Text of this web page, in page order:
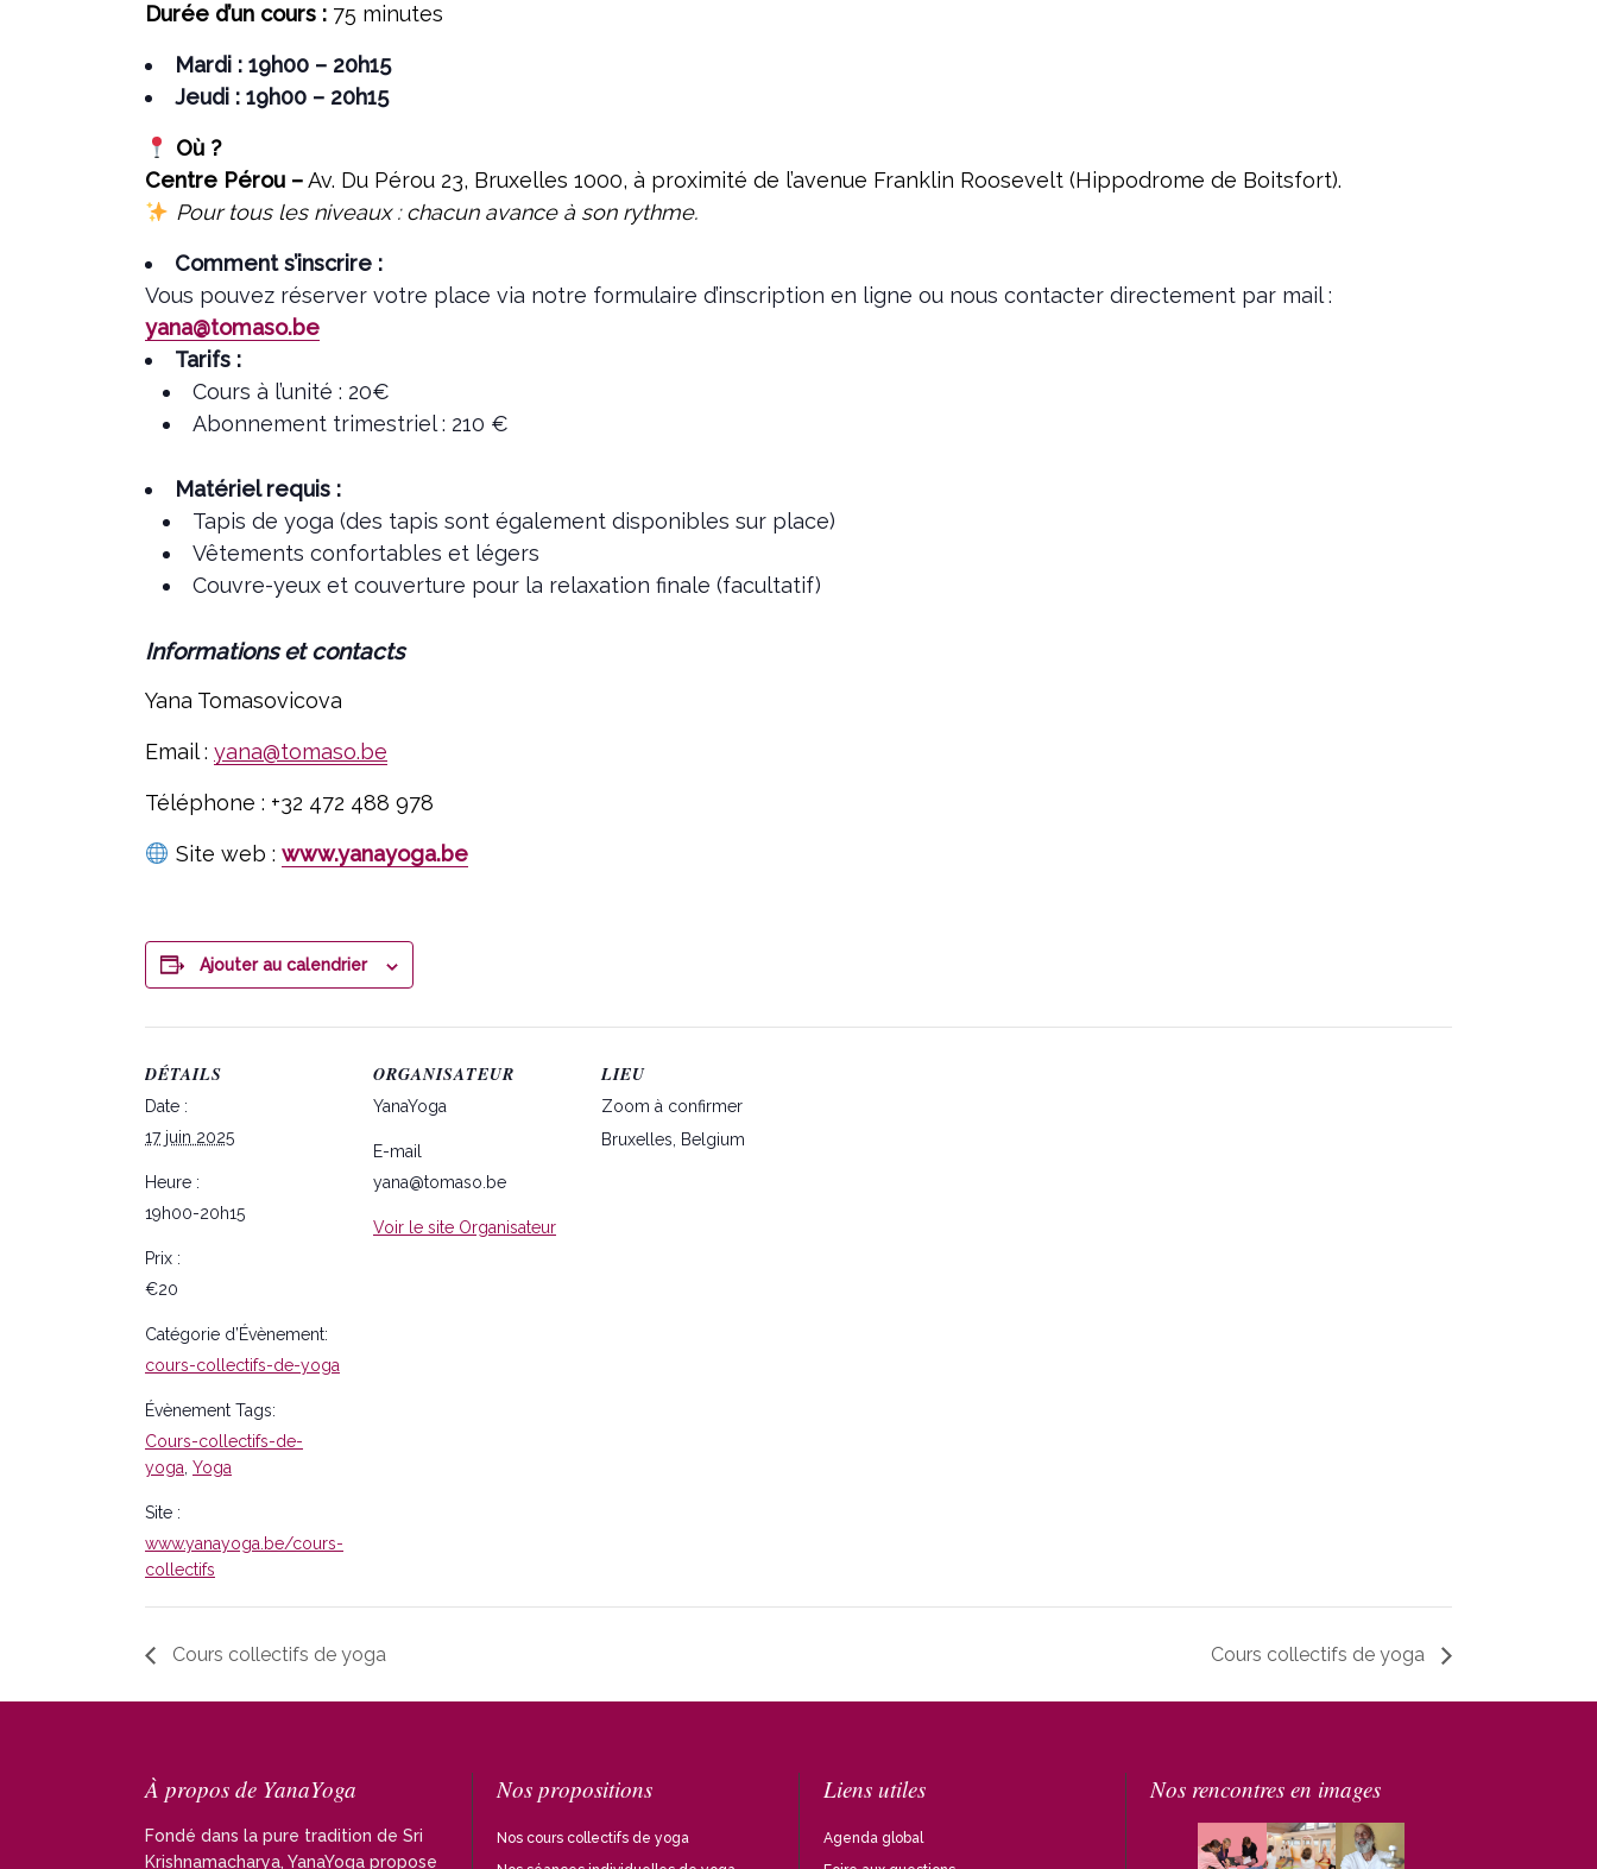
Durée d’un cours : 75 minutes
Mardi : 19h00 – 20h15
Jeudi : 19h00 – 20h15
Où ?
Centre Pérou –Av. Du Pérou 23, Bruxelles 1000, à proximité de l’avenue Franklin Roosevelt (Hippodrome de Boitsfort).
Pour tous les niveaux : chacun avance à son rythme.
Comment s’inscrire :
Vous pouvez réserver votre place via notre formulaire d’inscription en ligne ou nous contacter directement par mail :
yana@tomaso.be
Tarifs :
Cours à l’unité : 20€
Abonnement trimestriel : 210 €
Matériel requis :
Tapis de yoga (des tapis sont également disponibles sur place)
Vêtements confortables et légers
Couvre-yeux et couverture pour la relaxation finale (facultatif)
Informations et contacts
Yana Tomasovicova
Email : yana@tomaso.be
Téléphone : +32 472 488 978
Site web : www.yanayoga.be
Ajouter au calendrier
DÉTAILS
Date :
17 juin 2025
Heure :
19h00-20h15
Prix :
€20
Catégorie d’Évènement:
cours-collectifs-de-yoga
Évènement Tags:
Cours-collectifs-de-
yoga, Yoga
Site :
www.yanayoga.be/cours-
collectifs
ORGANISATEUR
YanaYoga
E-mail
yana@tomaso.be
Voir le site Organisateur
LIEU
Zoom à confirmer
Bruxelles, Belgium
Cours collectifs de yoga Cours collectifs de yoga
À propos de YanaYoga
Fondé dans la pure tradition de Sri
Krishnamacharya, YanaYoga propose
Nos propositions
Nos cours collectifs de yoga
Liens utiles
Agenda global
Nos rencontres en images